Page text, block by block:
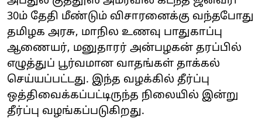
30ம் தேதி மீண்டும் விசாரனைக்கு வந்தபோது
தமிழக அரசு, மாநில உணவு பாதுகாப்பு
ஆணையர், மனுதாரர் அன்பழகன் தரப்பில்
எழுத்துப் பூர்வமான வாதங்கள் தாக்கல்
செய்யப்பட்டது. இந்த வழக்கில் தீர்ப்பு
ஒத்திவைக்கப்பட்டிருந்த நிலையில் இன்று
தீர்ப்பு வழங்கப்படுகிறது.